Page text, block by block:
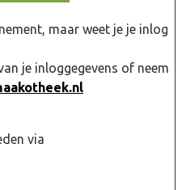
maar weet je je inlog
je inloggegevens of neem
via